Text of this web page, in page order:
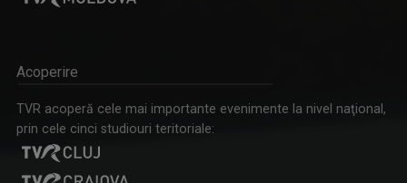
Acoperire
TVR acoperă cele mai importante evenimente la nivel naţional,
prin cele cinci studiouri teritoriale: